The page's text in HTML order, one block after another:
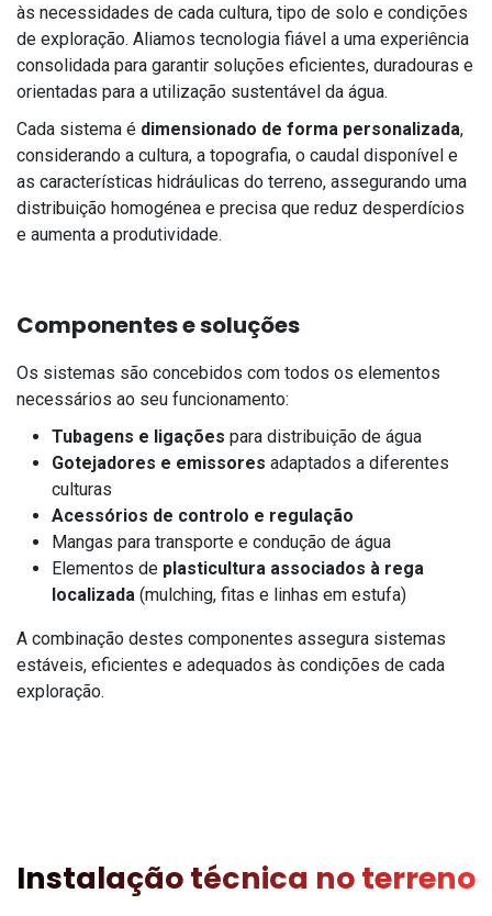
às necessidades de cada cultura, tipo de solo e condições
de exploração. Aliamos tecnologia fiável a uma experiência
consolidada para garantir soluções eficientes, duradouras e
orientadas para a utilização sustentável da água.
Cada sistema é dimensionado de forma personalizada,
considerando a cultura, a topografia, o caudal disponível e
as características hidráulicas do terreno, assegurando uma
distribuição homogénea e precisa que reduz desperdícios
e aumenta a produtividade.
Componentes e soluções
Os sistemas são concebidos com todos os elementos
necessários ao seu funcionamento:
Tubagens e ligações para distribuição de água
Gotejadores e emissores adaptados a diferentes
culturas
Acessórios de controlo e regulação
Mangas para transporte e condução de água
Elementos de plasticultura associados à rega
localizada (mulching, fitas e linhas em estufa)
A combinação destes componentes assegura sistemas
estáveis, eficientes e adequados às condições de cada
exploração.
Instalação técnica no terreno